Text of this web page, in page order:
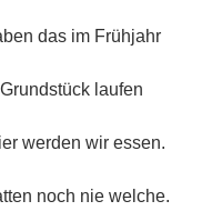
das im Frühjahr
laufen
werden wir essen.
noch nie welche.